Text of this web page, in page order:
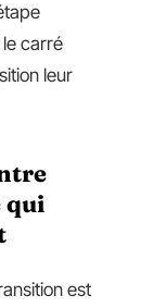
le carré
leur
qui
est